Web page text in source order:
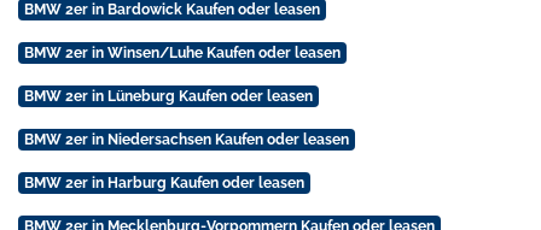
BMW 2er in Bardowick Kaufen oder leasen
BMW 2er in Winsen/Luhe Kaufen oder leasen
BMW 2er in Lüneburg Kaufen oder leasen
BMW 2er in Niedersachsen Kaufen oder leasen
BMW 2er in Harburg Kaufen oder leasen
BMW 2er in Mecklenburg-Vorpommern Kaufen oder leasen